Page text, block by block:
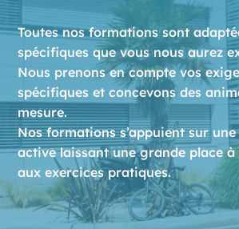
Toutes nos formations sont
spécifiques que vous nous aurez
Nous prenons en compte vos
spécifiques et concevons des
mesure.
Nos formations s’appuient sur
active laissant une grande place à
aux exercices pratiques.